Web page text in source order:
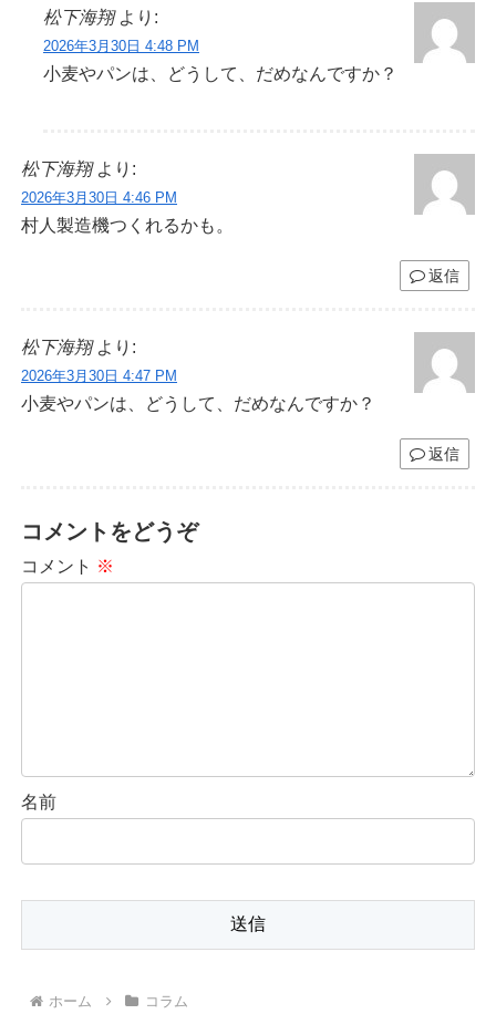
松下海翔 より:
2026年3月30日 4:48 PM
小麦やパンは、どうして、だめなんですか？
松下海翔 より:
2026年3月30日 4:46 PM
村人製造機つくれるかも。
返信
松下海翔 より:
2026年3月30日 4:47 PM
小麦やパンは、どうして、だめなんですか？
返信
コメントをどうぞ
コメント ※
名前
ホーム コラム